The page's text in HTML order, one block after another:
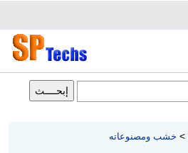
> خشب ومصنوعاته